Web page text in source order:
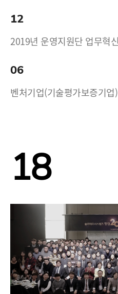
12
2019년 운영지원단 업무혁
06
벤처기업(기술평가보증기
18